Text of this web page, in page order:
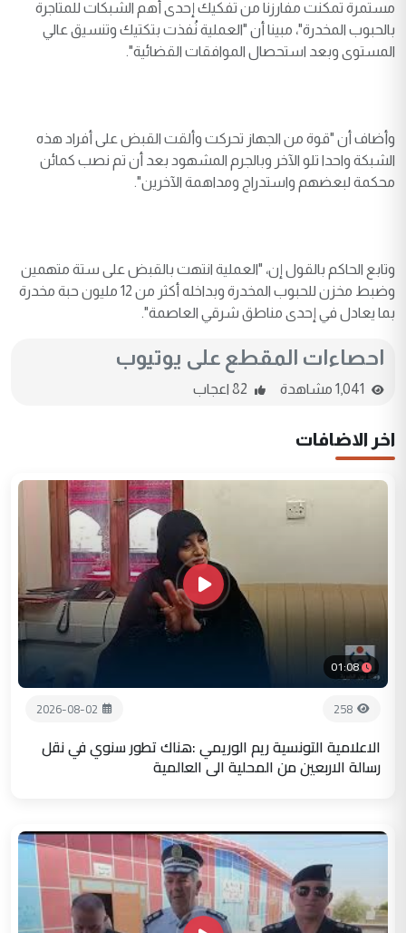
مستمرة تمكنت مفارزنا من تفكيك إحدى أهم الشبكات للمتاجرة
بالحبوب المخدرة"، مبينا أن "العملية نُفذت بتكتيك وتنسيق عالي
المستوى وبعد استحصال الموافقات القضائية".
وأضاف أن "قوة من الجهاز تحركت وألقت القبض على أفراد هذه
الشبكة واحدا تلو الآخر وبالجرم المشهود بعد أن تم نصب كمائن
محكمة لبعضهم واستدراج ومداهمة الآخرين".
وتابع الحاكم بالقول إن، "العملية انتهت بالقبض على ستة متهمين
وضبط مخزن للحبوب المخدرة وبداخله أكثر من 12 مليون حبة مخدرة
بما يعادل في إحدى مناطق شرقي العاصمة".
احصاءات المقطع على يوتيوب
اخر الاضافات
01:08
258
2026-08-02
الاعلامية التونسية ريم الوريمي :هناك تطور سنوي في نقل
رسالة الاربعين من المحلية الى العالمية